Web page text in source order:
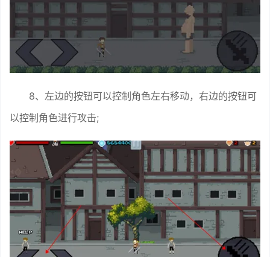
8、左边的按钮可以控制角色左右移动，右边的按钮可
以控制角色进行攻击;